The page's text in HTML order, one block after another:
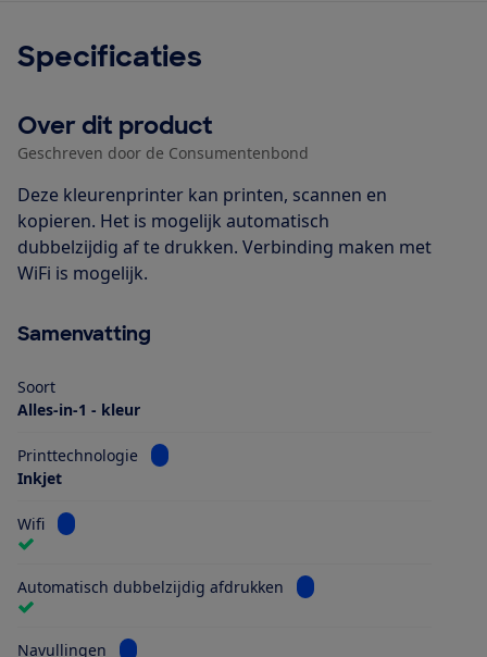
Specificaties
Over dit product
Geschreven door de Consumentenbond
Deze kleurenprinter kan printen, scannen en
kopieren. Het is mogelijk automatisch
dubbelzijdig af te drukken. Verbinding maken met
WiFi is mogelijk.
Samenvatting
Soort
Alles-in-1 - kleur
Printtechnologie
Bekijk informatie voor Printtechnologie
Inkjet
Wifi Bekijk informatie voor Wifi
Automatisch dubbelzijdig afdrukken Bekijk informatie voor
Navullingen
Bekijk informatie voor Navullingen